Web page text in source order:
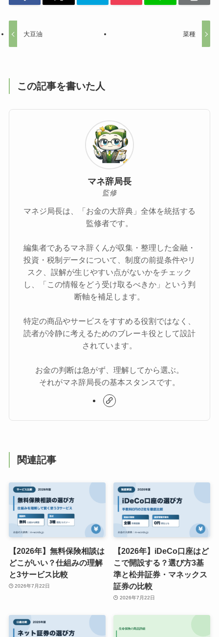
大豆油 菜種
この記事を書いた人
マネ辞局長
監修
マネジ局長は、「お金の大辞典」全体を統括する
監修者です。
編集者であるマネ辞くんが収集・整理した金融・
投資・税制データについて、制度の前提条件やリ
スク、誤解が生じやすい点がないかをチェック
し、「この情報をどう受け取るべきか」という判
断軸を補足します。
特定の商品やサービスをすすめる役割ではなく、
読者が冷静に考えるためのブレーキ役として設計
されています。
お金の判断は急がず、理解してから選ぶ。
それがマネ辞局長の基本スタンスです。
関連記事
【2026年】無料保険相談は
どこがいい？仕組みの理解
と3サービス比較
2026年7月22日
【2026年】iDeCo口座はど
こで開設する？選び方3基
準と松井証券・マネックス
証券の比較
2026年7月22日